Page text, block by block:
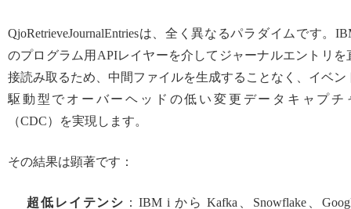
QjoRetrieveJournalEntriesは、全く異なるパラダイムです。
のプログラム用APIレイヤーを介してジャーナルエントリを
接読み取るため、中間ファイルを生成することなく、イベン
駆動型でオーバーヘッドの低い変更データキャプチ
（CDC）を実現します。
その結果は顕著です：
超低レイテンシ ：IBM i から Kafka、Snowflake、